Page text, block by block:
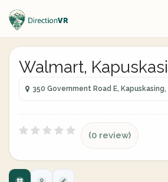
Walmart,
350 Government Road E,
(0 review)